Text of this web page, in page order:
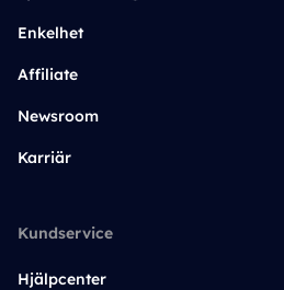
Enkelhet
Affiliate
Newsroom
Karriär
Kundservice
Hjälpcenter